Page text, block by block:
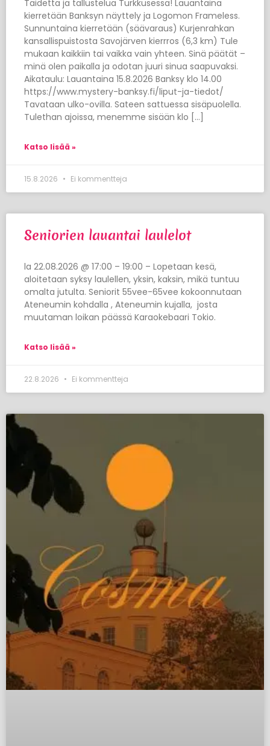
Taidetta ja tallustelua Turkkusessa! Lauantaina
kierretään Banksyn näyttely ja Logomon Frameless.
Sunnuntaina kierretään (säävaraus) Kurjenrahkan
kansallispuistosta Savojärven kierrros (6,3 km) Tule
mukaan kaikkiin tai vaikka vain yhteen. Sinä päätät –
minä olen paikalla ja odotan juuri sinua saapuvaksi.
Aikataulu: Lauantaina 15.8.2026 Banksy klo 14.00
https://www.mystery-banksy.fi/liput-ja-tiedot/
Tavataan ulko-ovilla. Sateen sattuessa sisäpuolella.
Tulethan ajoissa, menemme sisään klo […]
Katso lisää »
15.8.2026 Ei kommentteja
Seniorien lauantai laulelot
la 22.08.2026 @ 17:00 – 19:00 – Lopetaan kesä,
aloitetaan syksy laulellen, yksin, kaksin, mikä tuntuu
omalta jutulta. Seniorit 55vee-65vee kokoonnutaan
Ateneumin kohdalla , Ateneumin kujalla, josta
muutaman loikan päässä Karaokebaari Tokio.
Katso lisää »
22.8.2026 Ei kommentteja